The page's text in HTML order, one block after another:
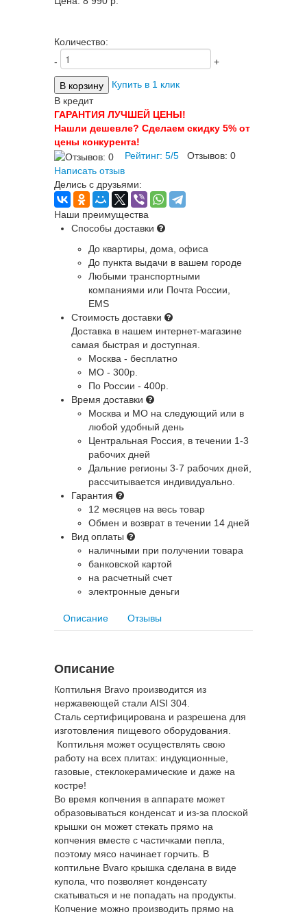
Количество:
-
+
Купить в 1 клик
В кредит
ГАРАНТИЯ ЛУЧШЕЙ ЦЕНЫ!
Нашли дешевле? Сделаем скидку 5% от
цены конкурента!
Рейтинг: 5/5 Отзывов: 0
Написать отзыв
Делись с друзьями:
Наши преимущества
Способы доставки
До квартиры, дома, офиса
До пункта выдачи в вашем городе
Любыми транспортными
компаниями или Почта России,
EMS
Стоимость доставки
Доставка в нашем интернет-магазине
самая быстрая и доступная.
Москва - бесплатно
МО - 300р.
По России - 400р.
Время доставки
Москва и МО на следующий или в
любой удобный день
Центральная Россия , в течении 1-3
рабочих дней
Дальние регионы 3-7 рабочих дней,
рассчитывается индивидуально.
Гарантия
12 месяцев на весь товар
Обмен и возврат в течении 14 дней
Вид оплаты
наличными при получении товара
банковской картой
на расчетный счет
электронные деньги
Описание Отзывы
Описание
Коптильня Bravo производится из
нержавеющей стали AISI 304.
Сталь сертифицирована и разрешена для
изготовления пищевого оборудования.
Коптильня может осуществлять свою
работу на всех плитах: индукционные,
газовые, стеклокерамические и даже на
костре!
Во время копчения в аппарате может
образовываться конденсат и из-за плоской
крышки он может стекать прямо на
копчения вместе с частичками пепла,
поэтому мясо начинает горчить. В
коптильне Bvaro крышка сделана в виде
купола, что позволяет конденсату
скатываться и не попадать на продукты.
Копчение можно производить прямо на